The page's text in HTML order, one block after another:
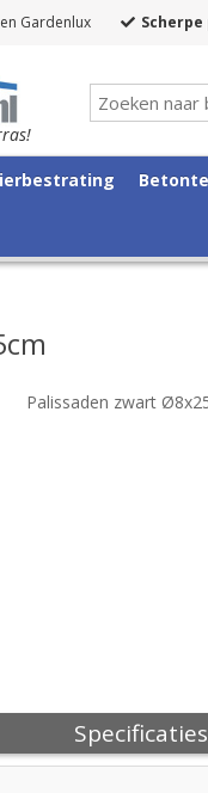
Gardenlux
Palissaden zwart
Specificaties